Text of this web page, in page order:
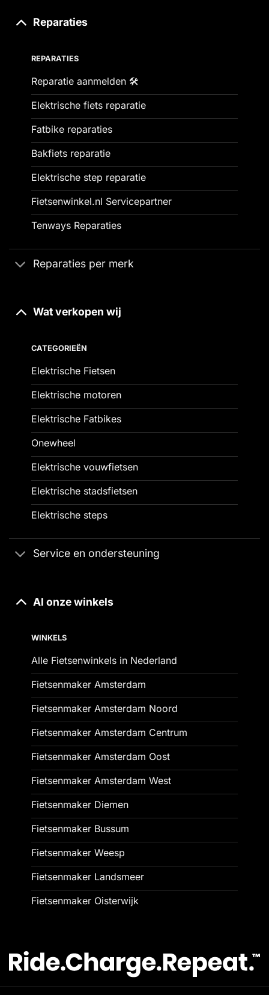
Reparaties
REPARATIES
Reparatie aanmelden 🛠️
Elektrische fiets reparatie
Fatbike reparaties
Bakfiets reparatie
Elektrische step reparatie
Fietsenwinkel.nl Servicepartner
Tenways Reparaties
Reparaties per merk
Wat verkopen wij
CATEGORIEËN
Elektrische Fietsen
Elektrische motoren
Elektrische Fatbikes
Onewheel
Elektrische vouwfietsen
Elektrische stadsfietsen
Elektrische steps
Service en ondersteuning
Al onze winkels
WINKELS
Alle Fietsenwinkels in Nederland
Fietsenmaker Amsterdam
Fietsenmaker Amsterdam Noord
Fietsenmaker Amsterdam Centrum
Fietsenmaker Amsterdam Oost
Fietsenmaker Amsterdam West
Fietsenmaker Diemen
Fietsenmaker Bussum
Fietsenmaker Weesp
Fietsenmaker Landsmeer
Fietsenmaker Oisterwijk